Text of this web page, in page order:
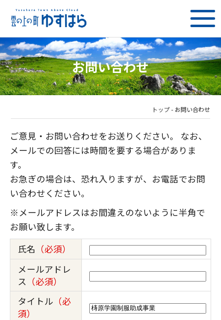
お問い合わせ
トップ - お問い合わせ
ご意見・お問い合わせをお送りください。 なお、
メールでの回答には時間を要する場合がありま
す。
お急ぎの場合は、恐れ入りますが、お電話でお問
い合わせください。
※メールアドレスはお間違えのないように半角で
お願い致します。
氏名 （必須）
メールアドレ
ス （必須）
タイトル （必
須）